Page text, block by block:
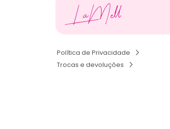
LaMell
Política de Privacidade
Trocas e devoluções